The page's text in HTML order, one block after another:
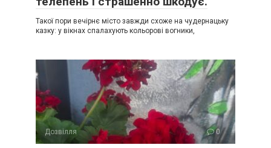
Такої пори вечірнє місто завжди схоже на чудернацьку
казку: у вікнах спалахують кольорові вогники,
Дозвілля 0